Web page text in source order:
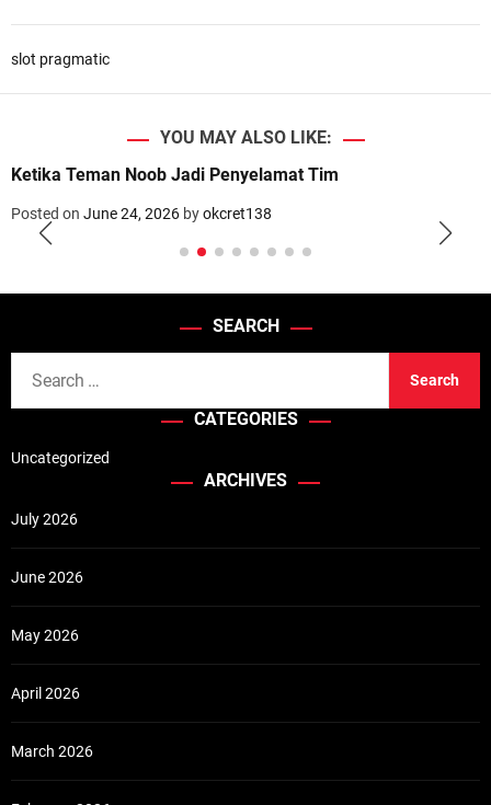
slot pragmatic
YOU MAY ALSO LIKE:
Ketika Teman Noob Jadi Penyelamat Tim
Posted on June 24, 2026 byokcret138
SEARCH
r
f
r
:
CATEGORIES
Uncategorized
ARCHIVES
July 2026
June 2026
May 2026
April 2026
March 2026